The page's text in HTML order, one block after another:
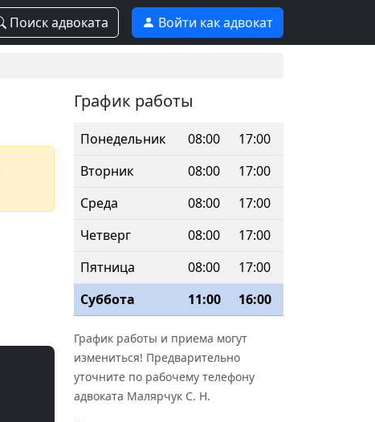
Поиск адвоката Войти как адвокат
График работы
Понедельник 08:00
17:00
Вторник
08:00
17:00
Среда
08:00
17:00
Четверг
08:00
17:00
Пятница
08:00
17:00
Суббота
11:00 16:00
График работы и приема могут
измениться! Предварительно
уточните по рабочему телефону
адвоката Малярчук С. Н.